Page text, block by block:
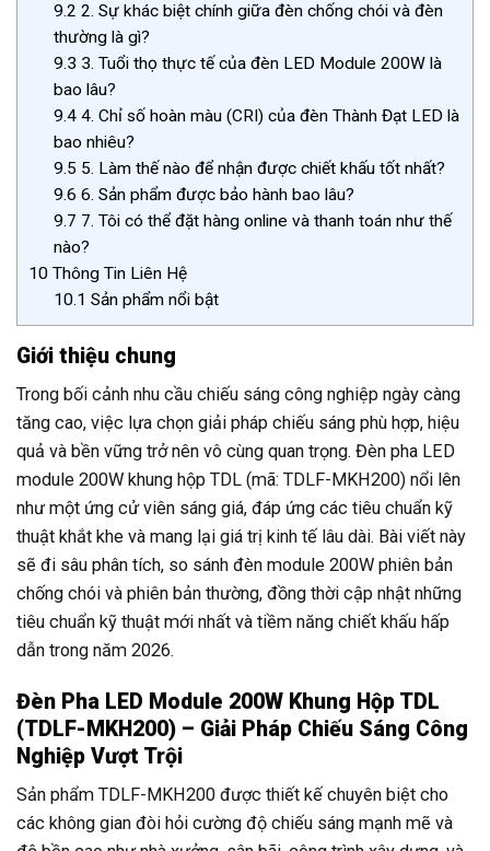
9.2 2. Sự khác biệt chính giữa đèn chống chói và đèn
thường là gì?
9.3 3. Tuổi thọ thực tế của đèn LED Module 200W là
bao lâu?
9.4 4. Chỉ số hoàn màu (CRI) của đèn Thành Đạt LED là
bao nhiêu?
9.5 5. Làm thế nào để nhận được chiết khấu tốt nhất?
9.6 6. Sản phẩm được bảo hành bao lâu?
9.7 7. Tôi có thể đặt hàng online và thanh toán như thế
nào?
10 Thông Tin Liên Hệ
10.1 Sản phẩm nổi bật
Giới thiệu chung
Trong bối cảnh nhu cầu chiếu sáng công nghiệp ngày càng
tăng cao, việc lựa chọn giải pháp chiếu sáng phù hợp, hiệu
quả và bền vững trở nên vô cùng quan trọng. Đèn pha LED
module 200W khung hộp TDL (mã: TDLF-MKH200) nổi lên
như một ứng cử viên sáng giá, đáp ứng các tiêu chuẩn kỹ
thuật khắt khe và mang lại giá trị kinh tế lâu dài. Bài viết này
sẽ đi sâu phân tích, so sánh đèn module 200W phiên bản
chống chói và phiên bản thường, đồng thời cập nhật những
tiêu chuẩn kỹ thuật mới nhất và tiềm năng chiết khấu hấp
dẫn trong năm 2026.
Đèn Pha LED Module 200W Khung Hộp TDL
(TDLF-MKH200) – Giải Pháp Chiếu Sáng Công
Nghiệp Vượt Trội
Sản phẩm TDLF-MKH200 được thiết kế chuyên biệt cho
các không gian đòi hỏi cường độ chiếu sáng mạnh mẽ và